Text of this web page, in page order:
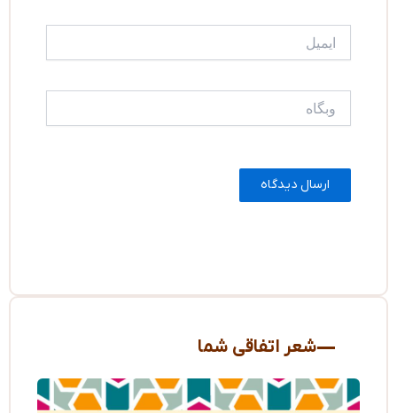
شعر اتفاقی شما